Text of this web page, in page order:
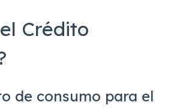
Crédito
de consumo para el